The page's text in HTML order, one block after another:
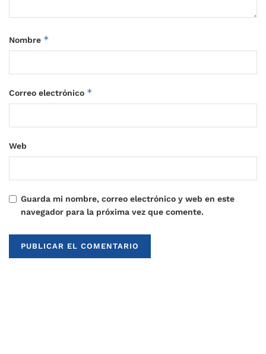
Nombre *
Correo electrónico *
Web
Guarda mi nombre, correo electrónico y web en este
navegador para la próxima vez que comente.